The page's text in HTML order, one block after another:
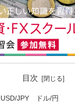
目次
USD/JPY ドル/円